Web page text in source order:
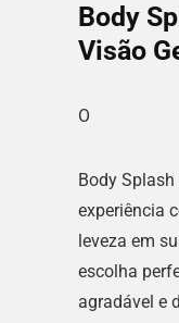
Body
Visão
O
Body
experiência
leveza em
escolha
agradável e